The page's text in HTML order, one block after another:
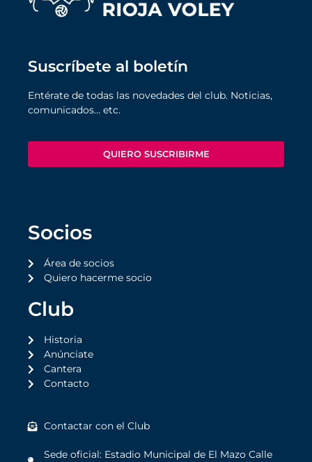
Suscríbete al boletín
Entérate de todas las novedades del club. Noticias,
comunicados… etc.
QUIERO SUSCRIBIRME
Socios
Área de socios
Quiero hacerme socio
Club
Historia
Anúnciate
Cantera
Contacto
Contactar con el Club
Sede oficial: Estadio Municipal de El Mazo Calle